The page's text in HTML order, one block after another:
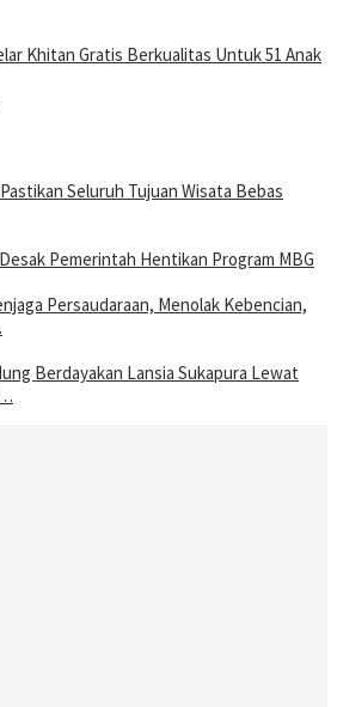
Khitan Gratis Berkualitas Untuk 51 Anak
Seluruh Tujuan Wisata Bebas
Pemerintah Hentikan Program MBG
Persaudaraan, Menolak Kebencian,
Berdayakan Lansia Sukapura Lewat